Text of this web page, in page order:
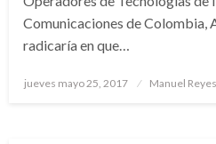
Comunicaciones de Colombia,
radicaría en que…
Publicado
jueves mayo 25, 2017 Manuel